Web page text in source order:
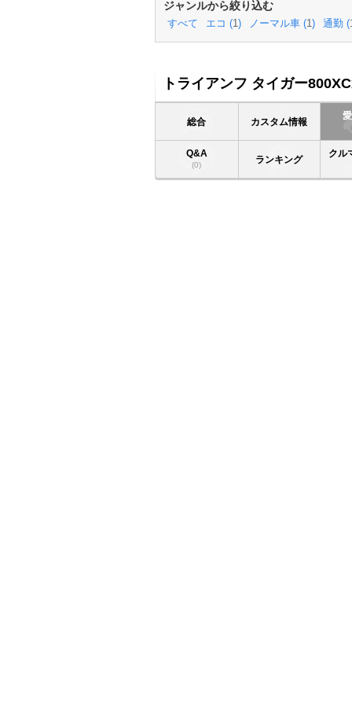
ジャンルから絞り込む
すべて エコ (1) ノーマル車 (1) 通勤 (
トライアンフ タイガー
総合 カスタム情報
Q&A
(0) ランキング
クル